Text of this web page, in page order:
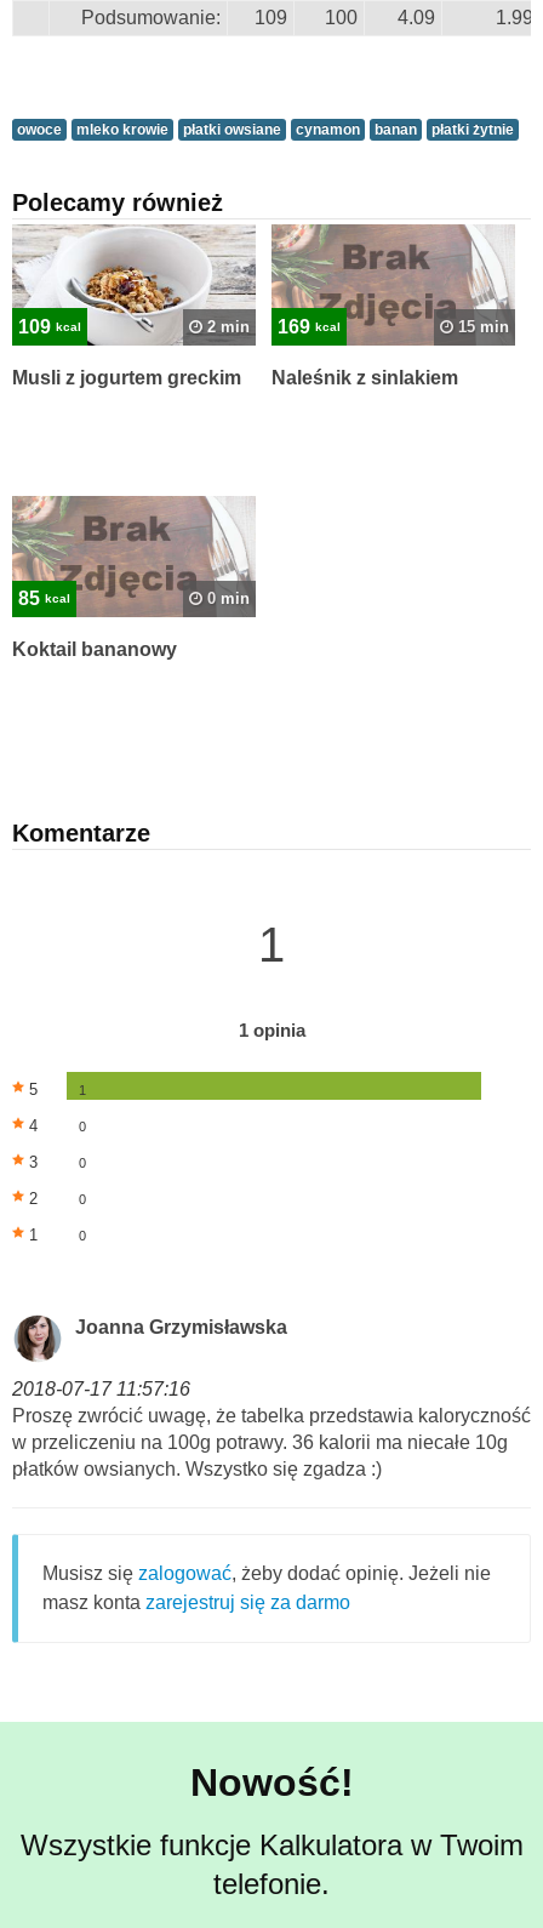
Podsumowanie: 109 100 4.09 1.99
owoce mleko krowie płatki owsiane cynamon banan płatki żytnie
Polecamy również
109 kcal 2 min
Musli z jogurtem greckim
169 kcal 15 min
Naleśnik z sinlakiem
85 kcal 0 min
Koktail bananowy
Komentarze
1
1 opinia
5 1
4 0
3 0
2 0
1 0
Joanna Grzymisławska
2018-07-17 11:57:16
Proszę zwrócić uwagę, że tabelka przedstawia kaloryczność
w przeliczeniu na 100g potrawy. 36 kalorii ma niecałe 10g
płatków owsianych. Wszystko się zgadza :)
Musisz się zalogować, żeby dodać opinię. Jeżeli nie
masz konta zarejestruj się za darmo
Nowość!
Wszystkie funkcje Kalkulatora w Twoim
telefonie.